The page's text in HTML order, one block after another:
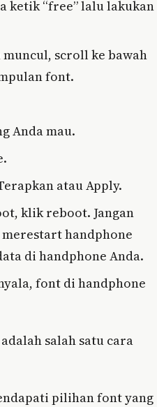
ketik “free” lalu lakukan
scroll ke bawah
font.
Anda mau.
atau Apply.
klik reboot. Jangan
handphone
di handphone Anda.
font di handphone
salah satu cara
pilihan font yang